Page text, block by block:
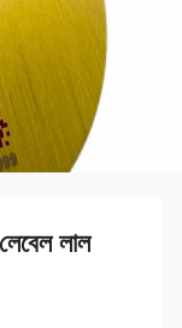
লাল